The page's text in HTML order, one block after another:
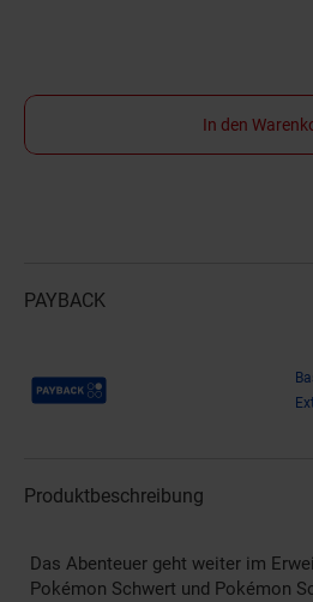
In den
PAYBACK
Payback Punkte
Produktbeschreibung
Das Abenteuer geht weiter im
Pokémon Schwert und Pokémon